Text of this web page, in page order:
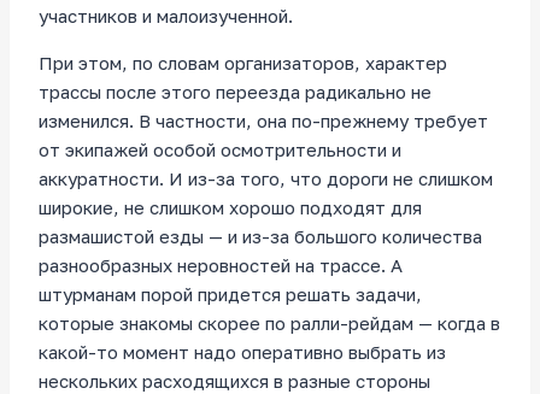
участников и малоизученной.
При этом, по словам организаторов, характер
трассы после этого переезда радикально не
изменился. В частности, она по-прежнему требует
от экипажей особой осмотрительности и
аккуратности. И из-за того, что дороги не слишком
широкие, не слишком хорошо подходят для
размашистой езды — и из-за большого количества
разнообразных неровностей на трассе. А
штурманам порой придется решать задачи,
которые знакомы скорее по ралли-рейдам — когда в
какой-то момент надо оперативно выбрать из
нескольких расходящихся в разные стороны